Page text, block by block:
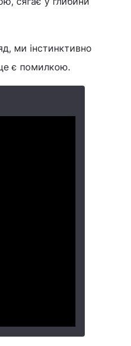
ми інстинктивно
є помилкою.